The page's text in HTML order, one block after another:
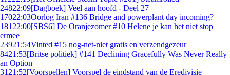
24822:09[Dagboek] Veel aan hoofd - Deel 27
17022:03Oorlog Iran #136 Bridge and powerplant day incoming?
181 22:00[SBS6] De Oranjezomer #10 Helene je kan het niet stop
ermee
23921:54Vinted #15 nog-net-niet gratis en verzendgezeur
8421:53[Britse politiek] #141 Declining Gracefully Was Never Really
an Option
31 21:52[Voorspellen] Voorspel de eindstand van de Eredivisie